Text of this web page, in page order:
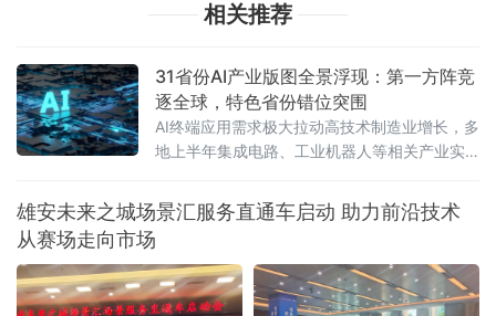
相关推荐
31省份AI产业版图全景浮现：第一方阵竞
逐全球，特色省份错位突围
AI终端应用需求极大拉动高技术制造业增长，多
地上半年集成电路、工业机器人等相关产业实
梯度发展格局已然凸显——北京、上海、广东
居于“第一方阵”全链条发力，安徽、湖北等深耕
托清洁能源优势成为智算中心重要落子点。智
雄安未来之城场景汇服务直通车启动 助力前沿技术
从赛场走向市场